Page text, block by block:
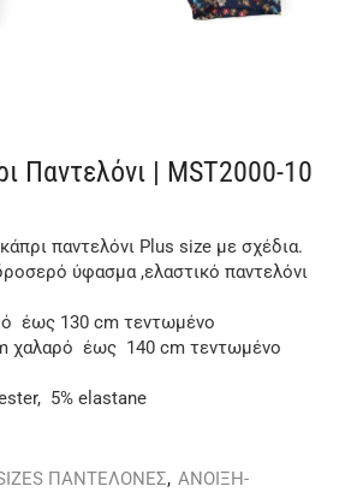
Παντελόνι | MST2000-10
παντελόνι Plus size με σχέδια.
ύφασμα ,ελαστικό παντελόνι
έως 130 cm τεντωμένο
χαλαρό έως 140 cm τεντωμένο
5% elastane
ΠΑΝΤΕΛΟΝΕΣ, ΑΝΟΙΞΗ-